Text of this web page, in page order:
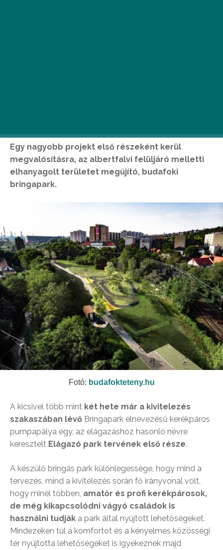
Egy nagyobb projekt első részeként kerül
megvalósításra, az albertfalvi felüljáró melletti
elhanyagolt területet megújító, budafoki
bringapark.
Fotó: budafokteteny.hu
A kicsivel több mint két hete már a kivitelezés
szakaszában lévő Bringapark elnevezésű kerékpáros
pumpapálya egy, az elágazáshoz hasonló névre
keresztelt Elágazó park tervének első része.
A készülő bringás park különlegessége, hogy mind a
tervezés, mind a kivitelezés során fő irányvonal volt,
hogy minél többen, amatőr és profi kerékpárosok,
de még kikapcsolódni vágyó családok is
használni tudják a park által nyújtott lehetőségeket.
Mindezeken túl a komfortot és a kényelmes közösségi
tér nyújtotta lehetőségeket is igyekeznek majd